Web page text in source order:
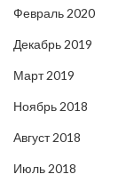
Февраль 2020
Декабрь 2019
Март 2019
Ноябрь 2018
Август 2018
Июль 2018